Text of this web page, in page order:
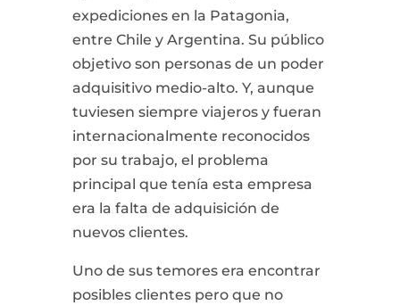
expediciones en la Patagonia,
entre Chile y Argentina. Su público
objetivo son personas de un poder
adquisitivo medio-alto. Y, aunque
tuviesen siempre viajeros y fueran
internacionalmente reconocidos
por su trabajo, el problema
principal que tenía esta empresa
era la falta de adquisición de
nuevos clientes.
Uno de sus temores era encontrar
posibles clientes pero que no